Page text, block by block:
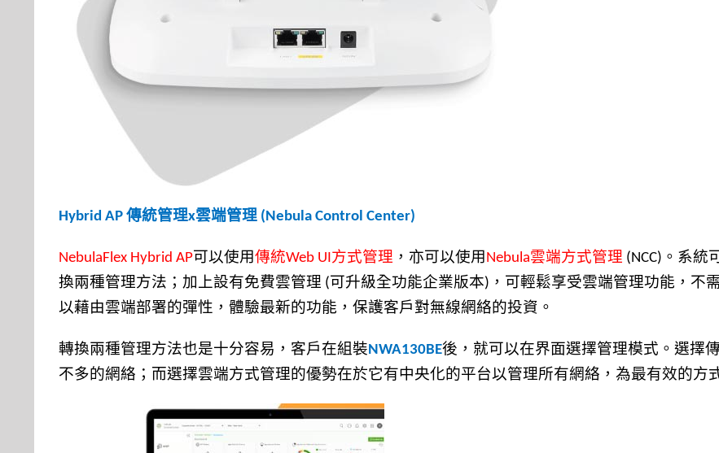
Hybrid AP 傳統管理x雲端管理 (Nebula Control Center)
NebulaFlex Hybrid AP可以使用傳統Web UI方式管理 ，亦可以使用Nebula雲端方式管理 (NCC) 。系統
換兩種管理方法；加上設有免費雲管理 (可升級全功能企業版本) ，可輕鬆享受雲端管理功能，不
以藉由雲端部署的彈性，體驗最新的功能，保護客戶對無線網絡的投資。
轉換兩種管理方法也是十分容易，客戶在組裝NWA130BE後，就可以在界面選擇管理模式。選擇
不多的網絡；而選擇雲端方式管理的優勢在於它有中央化的平台以管理所有網絡，為最有效的方